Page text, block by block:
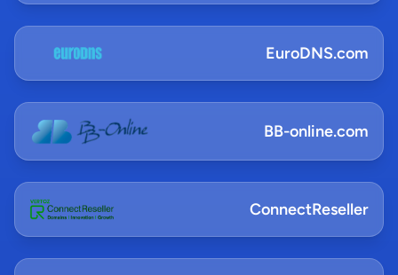
EuroDNS.com
BB-online.com
ConnectReseller